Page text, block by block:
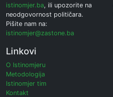
istinomjer.ba, ili upozorite na
neodgovornost političara.
Pišite nam na:
istinomjer@zastone.ba
Linkovi
O Istinomjeru
Metodologija
Istinomjer tim
Kontakt